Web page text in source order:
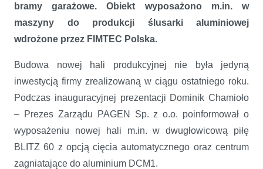
bramy garażowe. Obiekt wyposażono m.in. w
maszyny do produkcji ślusarki aluminiowej
wdrożone przez FIMTEC Polska.
Budowa nowej hali produkcyjnej nie była jedyną
inwestycją firmy zrealizowaną w ciągu ostatniego roku.
Podczas inauguracyjnej prezentacji Dominik Chamioło
– Prezes Zarządu PAGEN Sp. z o.o. poinformował o
wyposażeniu nowej hali m.in. w dwugłowicową piłę
BLITZ 60 z opcją cięcia automatycznego oraz centrum
zagniatające do aluminium DCM1.